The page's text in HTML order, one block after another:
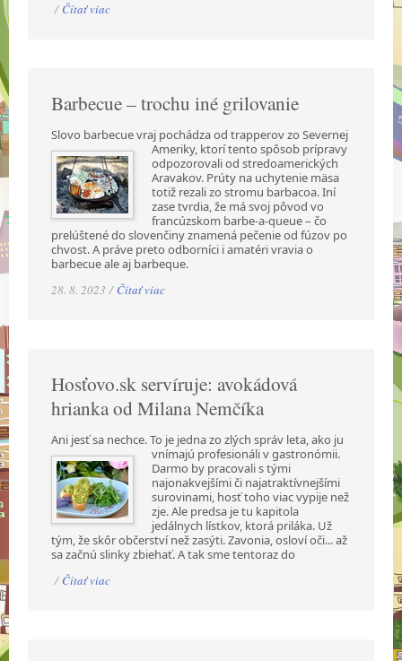
/ Čítať viac
Barbecue – trochu iné grilovanie
Slovo barbecue vraj pochádza od trapperov zo Severnej
Ameriky, ktorí tento spôsob prípravy
odpozorovali od stredoamerických
Aravakov. Prúty na uchytenie mäsa
totiž rezali zo stromu barbacoa. Iní
zase tvrdia, že má svoj pôvod vo
francúzskom barbe-a-queue – čo
prelúštené do slovenčiny znamená pečenie od fúzov po
chvost. A práve preto odborníci i amatéri vravia o
barbecue ale aj barbeque.
28. 8. 2023 / Čítať viac
Hosťovo.sk servíruje: avokádová
hrianka od Milana Nemčíka
Ani jesť sa nechce. To je jedna zo zlých správ leta, ako ju
vnímajú profesionáli v gastronómii.
Darmo by pracovali s tými
najonakvejšími či najatraktívnejšími
surovinami, hosť toho viac vypije než
zje. Ale predsa je tu kapitola
jedálnych lístkov, ktorá priláka. Už
tým, že skôr občerství než zasýti. Zavonia, osloví oči... až
sa začnú slinky zbiehať. A tak sme tentoraz do
/ Čítať viac